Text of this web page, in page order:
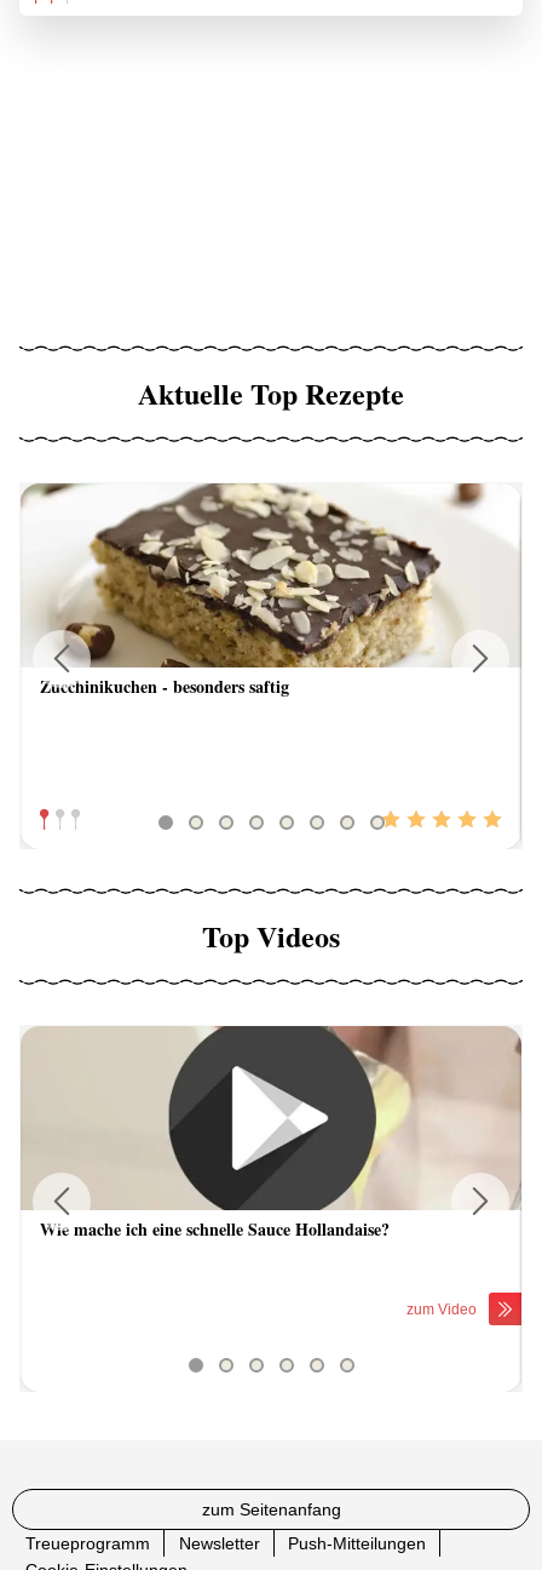
Aktuelle Top Rezepte
Zucchinikuchen - besonders saftig
Previous
Top Videos
Wie mache ich eine schnelle Sauce Hollandaise?
zum Video
Previous
zum Seitenanfang
Treueprogramm
Newsletter
Push-Mitteilungen